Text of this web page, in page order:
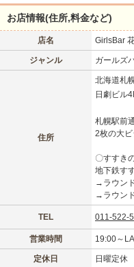
お店情報(住所,料金など)
店名 GirlsBar
ジャンル ガールズ
住所
北海道札
日劇ビル
札幌駅前
2枚の大
〇すすき
地下鉄す
→ラウン
→ラウン
TEL 011-522-
営業時間 19:00～
定休日 日曜定休